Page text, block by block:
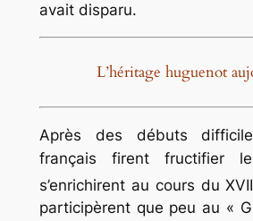
avait disparu.
L’héritage huguenot
Après des débuts
français firent fructifier
s’enrichirent au cours du
participèrent que peu au «